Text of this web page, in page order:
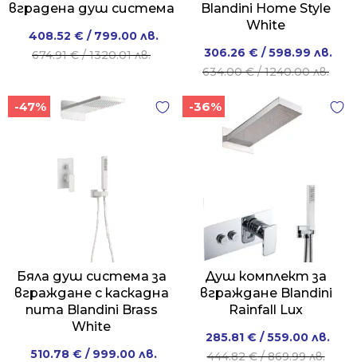
вградена душ система
674.91€/ 1320.01 лв.
Original
price
674.91 €
/
408.52 € / 799.00 лв.
Current
price
408.52 €
/
Blandini Home Style
White
634.00€/ 1240.00 лв.
Original
price
634.00 €
306.26 € / 598.99 лв.
Current
price
306.26 €
-47%
Бялa душ система за
вграждане с каскадна
пита Blandini Brass
White
Original
510.78 € / 999.00 лв.
Current
-36%
Душ комплект за
вграждане Blandini
Rainfall Lux
444.82€/ 869.99 лв.
Original
price
285.81 € / 559.00 лв.
Current
price